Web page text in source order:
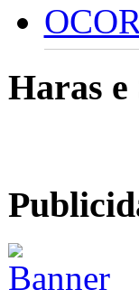
Haras e